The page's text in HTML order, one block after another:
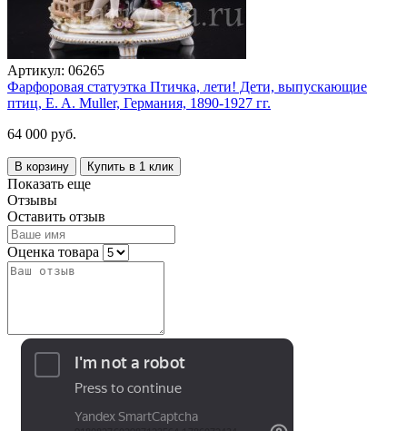
Артикул: 06265
Фарфоровая статуэтка Птичка, лети! Дети, выпускающие
птиц, E. A. Muller, Германия, 1890-1927 гг.
64 000 руб.
В корзину Купить в 1 клик
Показать еще
Отзывы
Оставить отзыв
Оценка товара